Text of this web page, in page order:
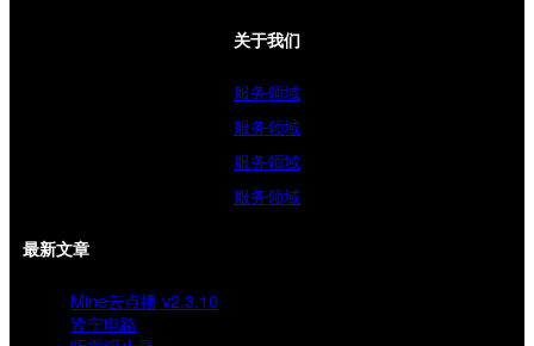
关于我们
服务领域
服务领域
服务领域
服务领域
最新文章
Mine云点播 v2.3.10
皆宁电路